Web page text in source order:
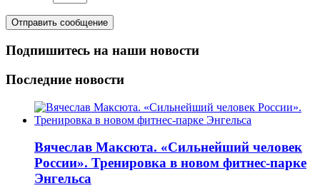
Подпишитесь на наши новости
Последние новости
Вячеслав Максюта. «Сильнейший человек
России». Тренировка в новом фитнес-парке
Энгельса